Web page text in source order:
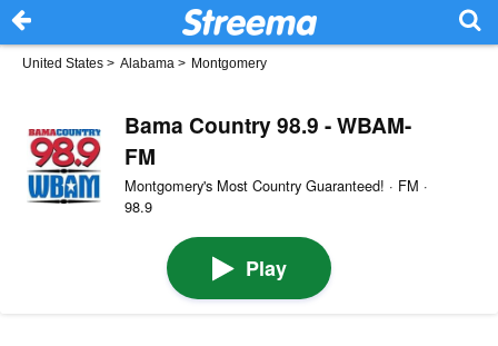
United States > Alabama > Montgomery
Bama Country 98.9 - WBAM-
FM
Montgomery's Most Country Guaranteed! · FM ·
98.9
Play